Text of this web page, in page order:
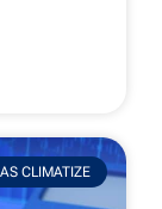
CLIMATIZE